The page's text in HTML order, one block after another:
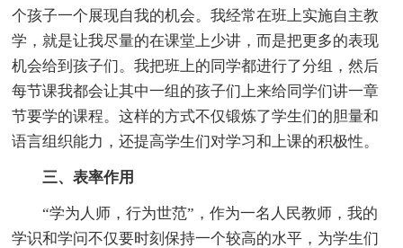
个孩子一个展现自我的机会。我经常在班上实施自主教
学，就是让我尽量的在课堂上少讲，而是把更多的表现
机会给到孩子们。我把班上的同学都进行了分组，然后
每节课我都会让其中一组的孩子们上来给同学们讲一章
节要学的课程。这样的方式不仅锻炼了学生们的胆量和
语言组织能力，还提高学生们对学习和上课的积极性。
三、表率作用
“学为人师，行为世范”，作为一名人民教师，我的
学识和学问不仅要时刻保持一个较高的水平，为学生们